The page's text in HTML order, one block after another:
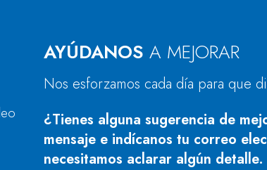
AYÚDANOS A MEJORAR
Nos esforzamos cada día para que
¿Tienes alguna sugerencia de
mensaje e indícanos tu correo
necesitamos aclarar algún detalle.